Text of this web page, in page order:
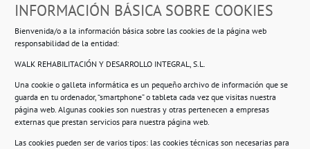
INFORMACIÓN BÁSICA SOBRE COOKIES
Bienvenida/o a la información básica sobre las cookies de la página web
responsabilidad de la entidad:
WALK REHABILITACIÓN Y DESARROLLO INTEGRAL, S.L.
Una cookie o galleta informática es un pequeño archivo de información que se
guarda en tu ordenador, “smartphone” o tableta cada vez que visitas nuestra
página web. Algunas cookies son nuestras y otras pertenecen a empresas
externas que prestan servicios para nuestra página web.
Las cookies pueden ser de varios tipos: las cookies técnicas son necesarias para
Ropero Solidario de Usera
Beasáin 25-33posterior, local 3 – 28041 Madrid
Información